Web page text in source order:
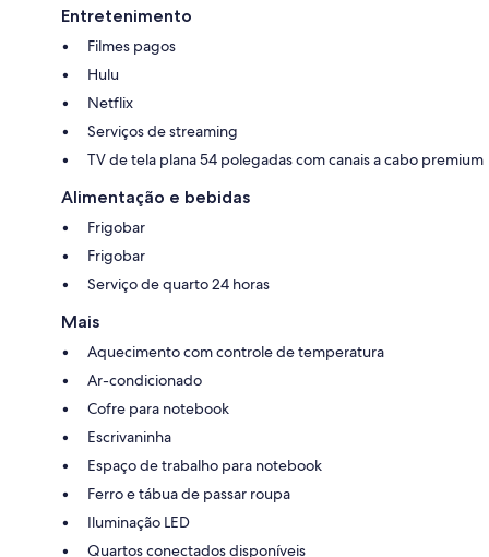
Entretenimento
Filmes pagos
Hulu
Netflix
Serviços de streaming
TV de tela plana 54 polegadas com canais a cabo premium
Alimentação e bebidas
Frigobar
Frigobar
Serviço de quarto 24 horas
Mais
Aquecimento com controle de temperatura
Ar-condicionado
Cofre para notebook
Escrivaninha
Espaço de trabalho para notebook
Ferro e tábua de passar roupa
Iluminação LED
Quartos conectados disponíveis